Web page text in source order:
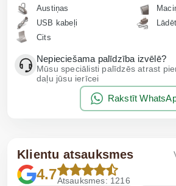
Austiņas
USB kabeļi
Cits
Nepieciešama palīdzība izvēlē?
Mūsu speciālisti palīdzēs atrast
daļu jūsu ierīcei
Rakstīt
Klientu atsauksmes
4.7Atsauksmes: 1216